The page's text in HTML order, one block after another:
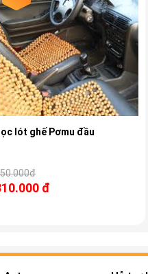
lót ghế Pơmu đầu
đ